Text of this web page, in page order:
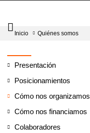
Intercambiador
del
principal
Inicio Quiénes somos
Presentación
Posicionamientos
Cómo nos organizamos
Cómo nos financiamos
Colaboradores